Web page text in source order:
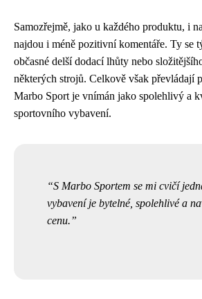
Samozřejmě, jako u každého produktu, i
najdou i méně pozitivní komentáře. Ty se
občasné delší dodací lhůty nebo
některých strojů. Celkově však převládají
Marbo Sport je vnímán jako spolehlivý a
sportovního vybavení.
S Marbo Sportem se mi cvičí
vybavení je bytelné, spolehlivé a
cenu.